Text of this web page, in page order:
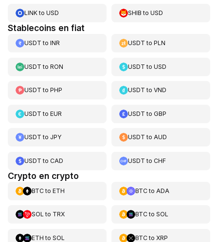
LINKto USD SHIB toUSD
Stablecoins en fiat
USDT to INR USDT toPLN
USDT to RON USDT toUSD
USDT to PHP USDT toVND
USDT to EUR USDT toGBP
USDT to JPY USDT toAUD
USDT to CAD USDT toCHF
Crypto en crypto
BTCto ETH BTCto ADA
SOL to TRX BTCto SOL
ETH to SOL BTCto XRP